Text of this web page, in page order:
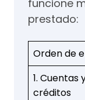
funcione
prestado:
Orden de
1. Cuentas
créditos